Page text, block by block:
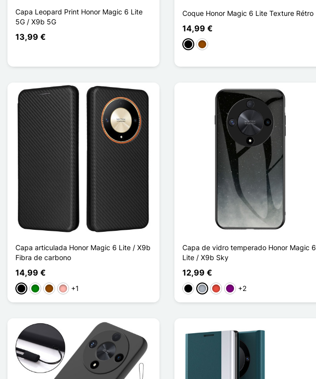
Capa Leopard Print Honor Magic 6 Lite
5G / X9b 5G
13,99 €
Coque Honor Magic 6 Lite Texture Rétro
14,99 €
PretoCastanho
Capa articulada Honor Magic 6 Lite / X9b
Fibra de carbono
14,99 €
PretoVerdeCastanho
Ouro rosa
+1
Capa de vidro temperado Honor Magic 6
Lite / X9b Sky
12,99 €
PretoCinzentoVermelho
Púrpura
+2